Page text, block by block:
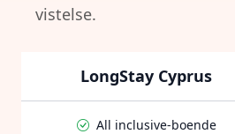
vistelse.
LongStay Cyprus
All inclusive-boende